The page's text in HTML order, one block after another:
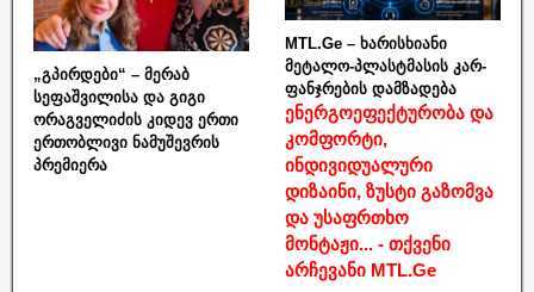
„გპირდები“ – მერაბ
სეფაშვილისა და გიგი
ორაგველიძის კიდევ ერთი
ერთობლივი ნამუშევრის
პრემიერა
MTL.Ge – ხარისხიანი
მეტალო-პლასტმასის კარ-
ფანჯრების დამზადება
ენერგოეფექტურობა და
კომფორტი,
ინდივიდუალური
დიზაინი, ზუსტი გაზომვა
და უსაფრთხო
მონტაჟი... - თქვენი
არჩევანი MTL.Ge